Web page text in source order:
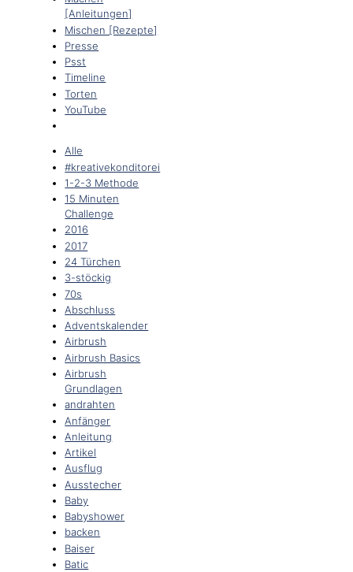
[Anleitungen]
Mischen [Rezepte]
Presse
Psst
Timeline
Torten
YouTube
Alle
#kreativekonditorei
1-2-3 Methode
15 Minuten
Challenge
2016
2017
24 Türchen
3-stöckig
70s
Abschluss
Adventskalender
Airbrush
Airbrush Basics
Airbrush
Grundlagen
andrahten
Anfänger
Anleitung
Artikel
Ausflug
Ausstecher
Baby
Babyshower
backen
Baiser
Batic